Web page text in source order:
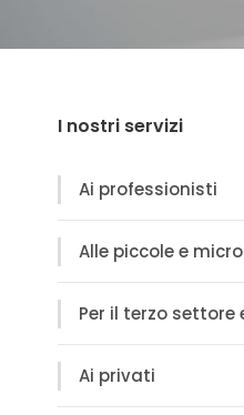
I nostri servizi
Ai professionisti
Alle piccole e
Per il terzo
Ai privati